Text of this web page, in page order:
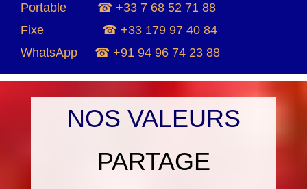
Portable ☎ +33 7 68 52 71 88
Fixe ☎ +33 179 97 40 84
WhatsApp ☎ +91 94 96 74 23 88
NOS VALEURS
PARTAGE